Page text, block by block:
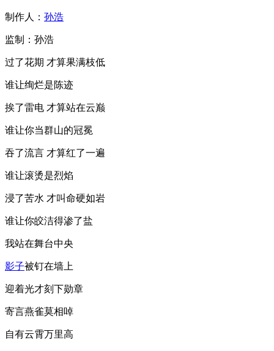
制作人： 孙浩
监制：孙浩
过了花期 才算果满枝低
谁让绚烂是陈迹
挨了雷电 才算站在云巅
谁让你当群山的冠冕
吞了流言 才算红了一遍
谁让滚烫是烈焰
浸了苦水 才叫命硬如岩
谁让你皎洁得渗了盐
我站在舞台中央
影子被钉在墙上
迎着光才刻下勋章
寄言燕雀莫相啅
自有云霄万里高